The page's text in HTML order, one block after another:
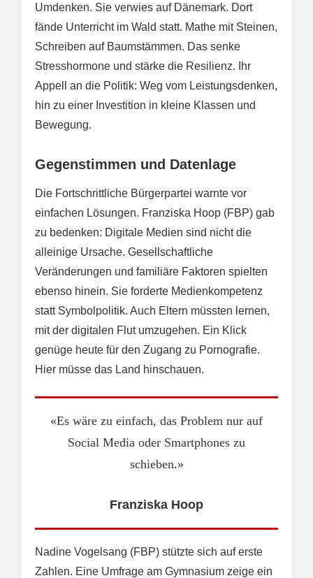
Umdenken. Sie verwies auf Dänemark. Dort
fände Unterricht im Wald statt. Mathe mit Steinen,
Schreiben auf Baumstämmen. Das senke
Stresshormone und stärke die Resilienz. Ihr
Appell an die Politik: Weg vom Leistungsdenken,
hin zu einer Investition in kleine Klassen und
Bewegung.
Gegenstimmen und Datenlage
Die Fortschrittliche Bürgerpartei warnte vor
einfachen Lösungen. Franziska Hoop (FBP) gab
zu bedenken: Digitale Medien sind nicht die
alleinige Ursache. Gesellschaftliche
Veränderungen und familiäre Faktoren spielten
ebenso hinein. Sie forderte Medienkompetenz
statt Symbolpolitik. Auch Eltern müssten lernen,
mit der digitalen Flut umzugehen. Ein Klick
genüge heute für den Zugang zu Pornografie.
Hier müsse das Land hinschauen.
«Es wäre zu einfach, das Problem nur auf
Social Media oder Smartphones zu
schieben.»
Franziska Hoop
Nadine Vogelsang (FBP) stützte sich auf erste
Zahlen. Eine Umfrage am Gymnasium zeige ein